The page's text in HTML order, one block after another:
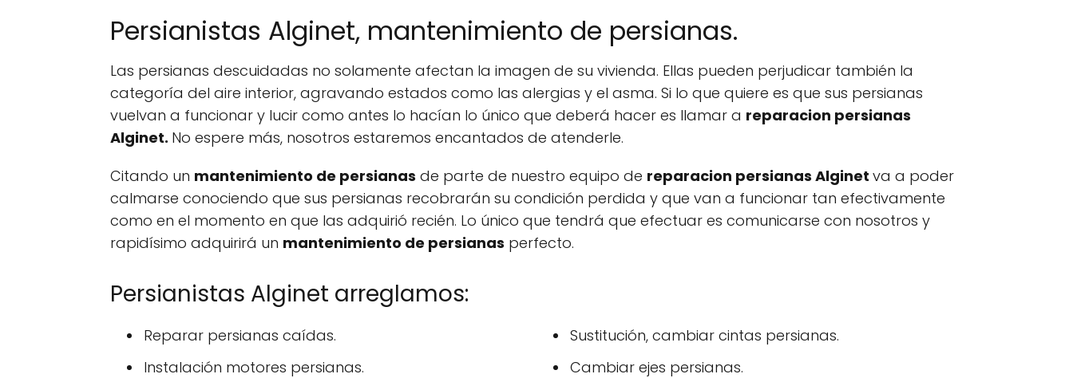
Persianistas Alginet, mantenimiento de persianas.
Las persianas descuidadas no solamente afectan la imagen de su vivienda. Ellas pueden perjudicar también la
categoría del aire interior, agravando estados como las alergias y el asma. Si lo que quiere es que sus persianas
vuelvan a funcionar y lucir como antes lo hacían lo único que deberá hacer es llamar a reparacion persianas
Alginet. No espere más, nosotros estaremos encantados de atenderle.
Citando un mantenimiento de persianas de parte de nuestro equipo de reparacion persianas Alginet va a poder
calmarse conociendo que sus persianas recobrarán su condición perdida y que van a funcionar tan efectivamente
como en el momento en que las adquirió recién. Lo único que tendrá que efectuar es comunicarse con nosotros y
rapidísimo adquirirá un mantenimiento de persianas perfecto.
Persianistas Alginet arreglamos:
Reparar persianas caídas.
Instalación motores persianas.
Sustitución, cambiar cintas persianas.
Cambiar ejes persianas.